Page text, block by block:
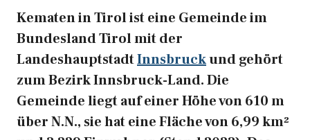
Kematen in Tirol ist eine Gemeinde im
Bundesland Tirol mit der
LandeshauptstadtInnsbruckund gehört
zum Bezirk Innsbruck-Land. Die
Gemeinde liegt auf einer Höhe von 610 m
über N.N., sie hat eine Fläche von 6,99 km²